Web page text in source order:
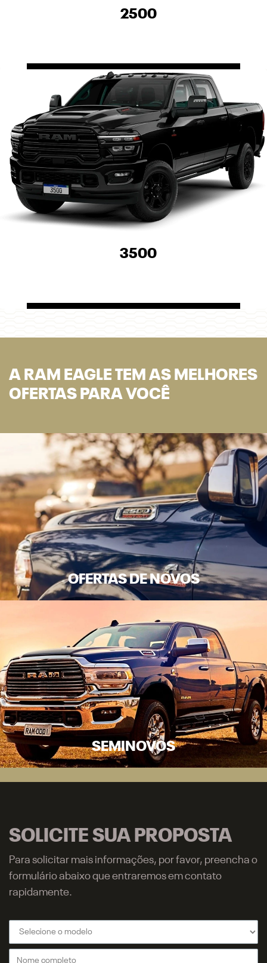
2500
3500
A RAM EAGLE TEM AS MELHORES
OFERTAS PARA VOCÊ
OFERTAS DE NOVOS
SEMINOVOS
SOLICITE SUA PROPOSTA
Para solicitar mais informações, por favor, preencha o
formulário abaixo que entraremos em contato
rapidamente.